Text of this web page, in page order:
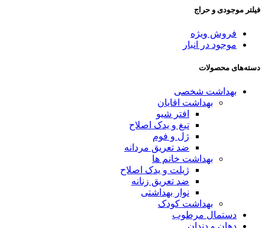
فیلتر موجودی و حراج
فروش ویژه
موجود در انبار
دسته‌های محصولات
بهداشت شخصی
بهداشت اقایان
افتر شیو
تیغ و یدک اصلاح
ژل و فوم
ضد تعریق مردانه
بهداشت خانم ها
ژیلت و یدک اصلاح
ضد تعریق زنانه
نوار بهداشتی
بهداشت کودک
دستمال مرطوب